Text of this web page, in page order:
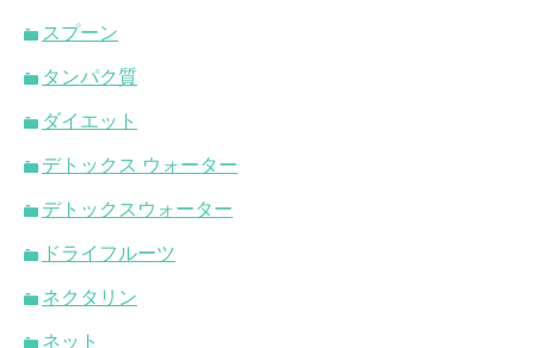
スプーン
タンパク質
ダイエット
デトックス ウォーター
デトックスウォーター
ドライフルーツ
ネクタリン
ネット